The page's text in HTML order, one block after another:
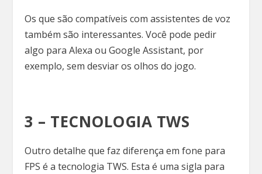
Os que são compatíveis com assistentes de voz
também são interessantes. Você pode pedir
algo para Alexa ou Google Assistant, por
exemplo, sem desviar os olhos do jogo.
3 – TECNOLOGIA TWS
Outro detalhe que faz diferença em fone para
FPS é a tecnologia TWS. Esta é uma sigla para